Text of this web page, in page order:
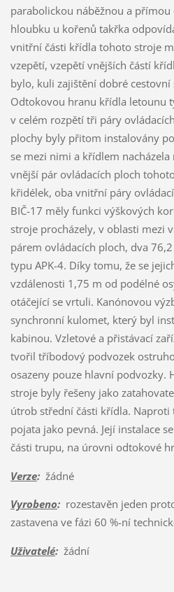
parabolickou náběžnou a
hloubku u kořenů takřka
vnitřní části křídla tohoto stroje
vzepětí, vzepětí vnějších částí
bylo, kuli zajištění dobré cestovní
Odtokovou hranu křídla letounu
v celém rozpětí tři páry
plochy byly přitom instalovány
se mezi nimi a křídlem
vnější pár ovládacích ploch
křidélek, oba vnitřní páry
BIČ-17 měly funkci výškových
stroje procházely, v oblasti mezi
párem ovládacích ploch, dva
typu APK-4. Díky tomu, že se
vzdálenosti 1,75 m od podélné
otáčející se vrtuli. Kanónovou
synchronní kulomet, který byl
kabinou. Vzletové a přistávací
tvořil tříbodový podvozek
osazeny pouze hlavní podvozky.
stroje byly řešeny jako
útrob střední části křídla.
pojata jako pevná. Její instalace
části trupu, na úrovni odtokové
Verze:žádné
Vyrobeno:rozestavěn jeden
zastavena ve fázi 60 %-ní
Uživatelé:žádní